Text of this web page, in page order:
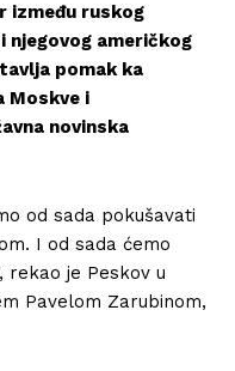
između ruskog
njegovog američkog
pomak ka
Moskve i
novinska
od sada pokušavati
I od sada ćemo
rekao je Peskov u
Pavelom Zarubinom,